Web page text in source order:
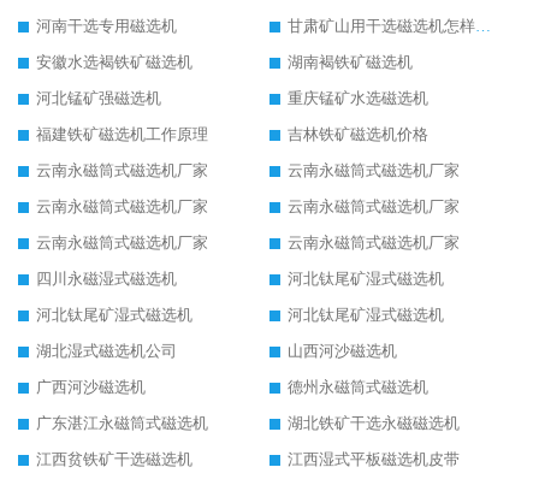
河南干选专用磁选机
安徽水选褐铁矿磁选机
湖南褐铁矿磁选机
河北锰矿强磁选机
重庆锰矿水选磁选机
福建铁矿磁选机工作原理
吉林铁矿磁选机价格
云南永磁筒式磁选机厂家
云南永磁筒式磁选机厂家
云南永磁筒式磁选机厂家
云南永磁筒式磁选机厂家
云南永磁筒式磁选机厂家
云南永磁筒式磁选机厂家
四川永磁湿式磁选机
河北钛尾矿湿式磁选机
河北钛尾矿湿式磁选机
河北钛尾矿湿式磁选机
湖北湿式磁选机公司
山西河沙磁选机
广西河沙磁选机
德州永磁筒式磁选机
广东湛江永磁筒式磁选机
湖北铁矿干选永磁磁选机
江西贫铁矿干选磁选机
江西湿式平板磁选机皮带